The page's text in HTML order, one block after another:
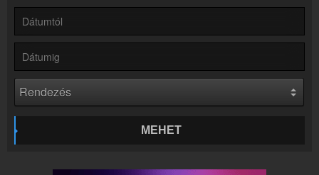
Partnerek
Rádiós partnerek
Rádió beágyazás
Ágyazd be weboldaladba
Online rádió készítés
Készítés lépésről lépésre
MEHET